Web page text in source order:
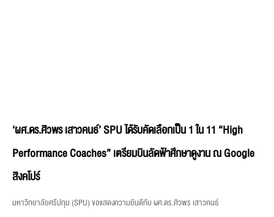
‘ผศ.ดร.ศิวพร เสาวคนธ์’ SPU ได้รับคัดเลือกเป็น 1 ใน 11 “High
Performance Coaches” เตรียมบินลัดฟ้าศึกษาดูงาน ณ Google
สิงคโปร์
มหาวิทยาลัยศรีปทุม (SPU) ขอแสดงความยินดีกับ ผศ.ดร.ศิวพร เสาวคนธ์